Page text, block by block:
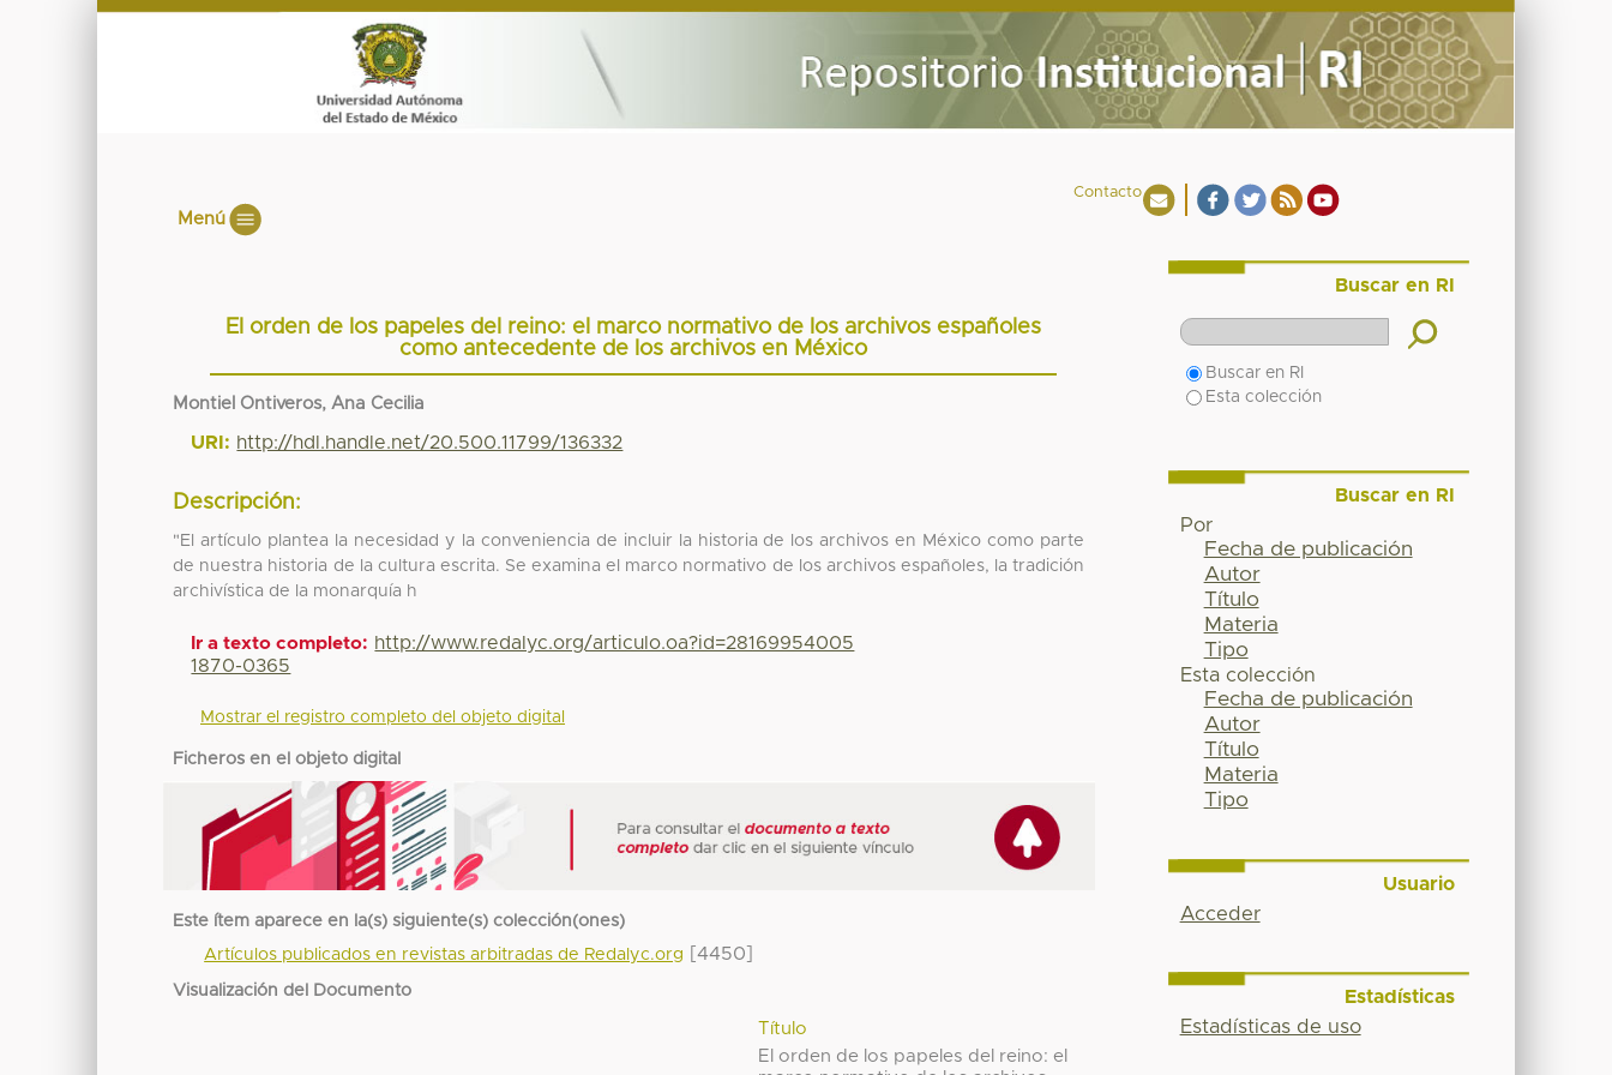
Contacto
Menú
El orden de los papeles del reino: el marco normativo de los archivos españoles
como antecedente de los archivos en México
Montiel Ontiveros, Ana Cecilia
URI: http://hdl.handle.net/20.500.11799/136332
Descripción:
"El artículo plantea la necesidad y la conveniencia de incluir la historia de los archivos en México como parte
de nuestra historia de la cultura escrita. Se examina el marco normativo de los archivos españoles, la tradición
archivística de la monarquía h
Ir a texto completo: http://www.redalyc.org/articulo.oa?id=28169954005
1870-0365
Mostrar el registro completo del objeto digital
Ficheros en el objeto digital
Este ítem aparece en la(s) siguiente(s) colección(ones)
Artículos publicados en revistas arbitradas de Redalyc.org
[4450]
Visualización del Documento
Título
El orden de los papeles del reino: el
Buscar en RI
Buscar en RI
Esta colección
Buscar en RI
Por
Fecha de publicación
Autor
Título
Materia
Tipo
Esta colección
Fecha de publicación
Autor
Título
Materia
Tipo
Usuario
Acceder
Estadísticas
Estadísticas de uso